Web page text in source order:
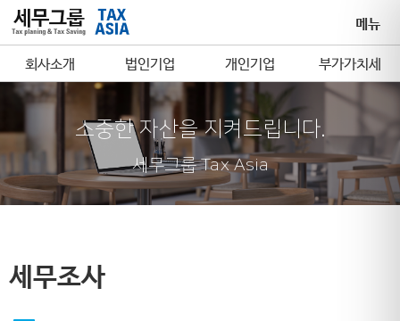
메뉴
회사소개 법인기업 개인기업 부가가치세
소중한 자산을 지켜드립니다.
세무그룹 Tax Asia
세무조사